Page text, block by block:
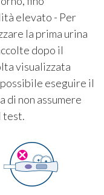
elevato - Per
la prima urina
dopo il
visualizzata
eseguire il
di non assumere
test.